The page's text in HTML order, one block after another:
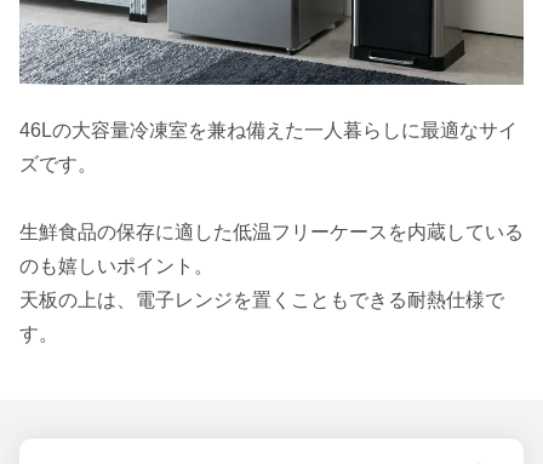
46Lの大容量冷凍室を兼ね備えた一人暮らしに最適なサイ
ズです。
生鮮食品の保存に適した低温フリーケースを内蔵している
のも嬉しいポイント。
天板の上は、電子レンジを置くこともできる耐熱仕様で
す。